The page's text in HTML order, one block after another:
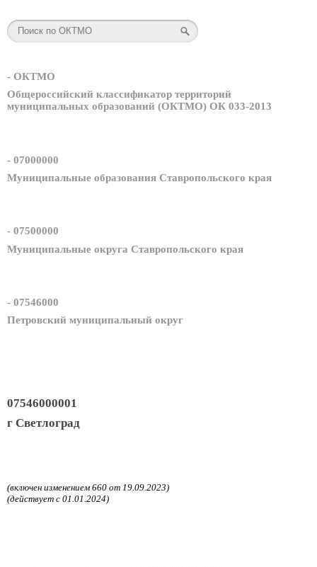
- ОКТМО
Общероссийский классификатор территорий
муниципальных образований (ОКТМО) ОК 033-2013
- 07000000
Муниципальные образования Ставропольского края
- 07500000
Муниципальные округа Ставропольского края
- 07546000
Петровский муниципальный округ
07546000001
г Светлоград
(включен изменением 660 от 19.09.2023)
(действует с 01.01.2024)